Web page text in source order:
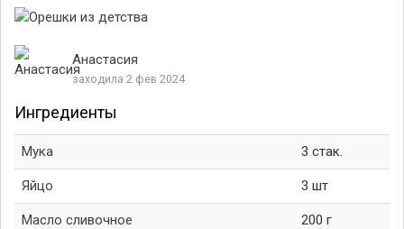
Анастасия
заходила 2 фев 2024
Ингредиенты
Мука 3 стак.
Яйцо 3 шт
Масло сливочное 200 г